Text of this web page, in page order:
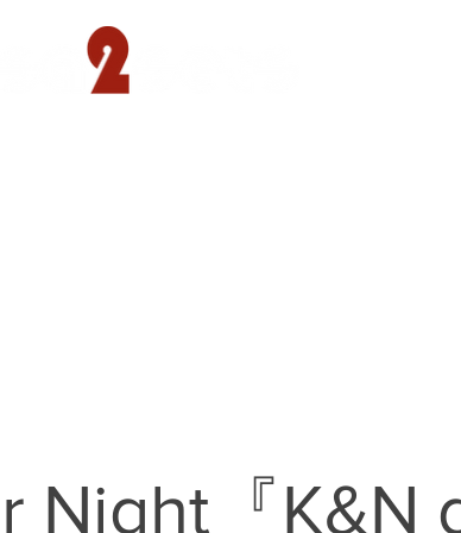
Night『K&N